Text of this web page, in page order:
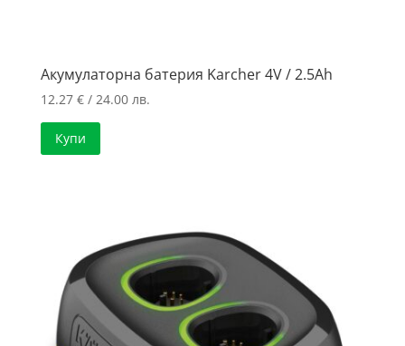
Акумулаторна батерия Karcher 4V / 2.5Ah
12.27 €/ 24.00 лв.
Купи